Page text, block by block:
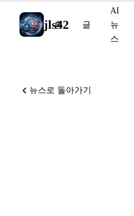
jls42
홈 글
AI
뉴
스
뉴스로 돌아가기